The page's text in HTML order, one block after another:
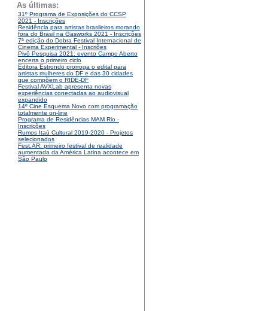
As últimas:
31º Programa de Exposições do CCSP
2021 - Inscrições
Residência para artistas brasileiros morando
fora do Brasil na Gasworks 2021 - Inscrições
7ª edição do Dobra Festival Internacional de
Cinema Experimental - Inscriões
Pivô Pesquisa 2021: evento Campo Aberto
encerra o primeiro ciclo
Editora Estrondo prorroga o edital para
artistas mulheres do DF e das 30 cidades
que compõem o RIDE-DF
Festival AVXLab apresenta novas
experiências conectadas ao audiovisual
expandido
14º Cine Esquema Novo com programação
totalmente on-line
Programa de Residências MAM Rio -
Inscrições
Rumos Itaú Cultural 2019-2020 - Projetos
selecionados
Fest.AR: primeiro festival de realidade
aumentada da América Latina acontece em
São Paulo